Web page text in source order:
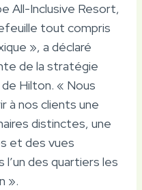
All-Inclusive Resort,
tout compris
», a déclaré
de la stratégie
Hilton. « Nous
à nos clients une
distinctes, une
et des vues
l’un des quartiers les
».